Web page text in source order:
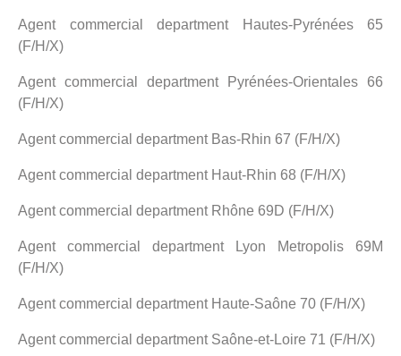
Agent commercial department Hautes-Pyrénées 65
(F/H/X)
Agent commercial department Pyrénées-Orientales 66
(F/H/X)
Agent commercial department Bas-Rhin 67 (F/H/X)
Agent commercial department Haut-Rhin 68 (F/H/X)
Agent commercial department Rhône 69D (F/H/X)
Agent commercial department Lyon Metropolis 69M
(F/H/X)
Agent commercial department Haute-Saône 70 (F/H/X)
Agent commercial department Saône-et-Loire 71 (F/H/X)